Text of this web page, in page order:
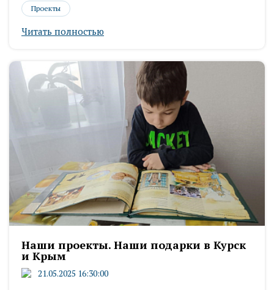
Проекты
Читать полностью
Наши проекты. Наши подарки в Курск
и Крым
21.05.2025 16:30:00